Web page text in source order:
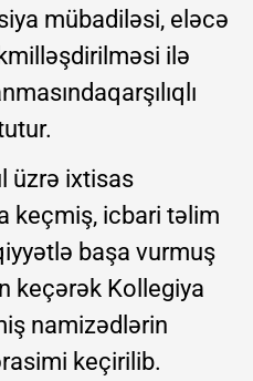
mübadiləsi, eləcə
ilə
üzrə ixtisas
keçmiş, icbari təlim
başa vurmuş
keçərək Kollegiya
namizədlərin
keçirilib.